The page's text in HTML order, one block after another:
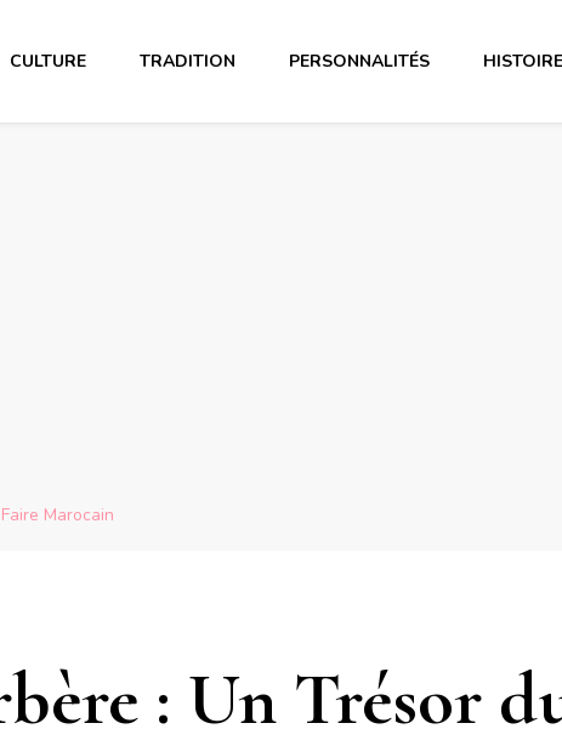
CULTURE TRADITION PERSONNALITÉS HISTOIRE
Marocain
: Un Trésor